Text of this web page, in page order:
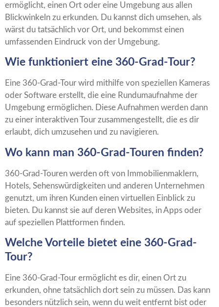
ermöglicht, einen Ort oder eine Umgebung aus allen
Blickwinkeln zu erkunden. Du kannst dich umsehen, als
wärst du tatsächlich vor Ort, und bekommst einen
umfassenden Eindruck von der Umgebung.
Wie funktioniert eine 360-Grad-Tour?
Eine 360-Grad-Tour wird mithilfe von speziellen Kameras
oder Software erstellt, die eine Rundumaufnahme der
Umgebung ermöglichen. Diese Aufnahmen werden dann
zu einer interaktiven Tour zusammengestellt, die es dir
erlaubt, dich umzusehen und zu navigieren.
Wo kann man 360-Grad-Touren finden?
360-Grad-Touren werden oft von Immobilienmaklern,
Hotels, Sehenswürdigkeiten und anderen Unternehmen
genutzt, um ihren Kunden einen virtuellen Einblick zu
bieten. Du kannst sie auf deren Websites, in Apps oder
auf speziellen Plattformen finden.
Welche Vorteile bietet eine 360-Grad-
Tour?
Eine 360-Grad-Tour ermöglicht es dir, einen Ort zu
erkunden, ohne tatsächlich dort sein zu müssen. Das kann
besonders nützlich sein, wenn du weit entfernt bist oder